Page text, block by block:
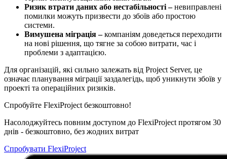
Ризик втрати даних або нестабільності –невиправлені
помилки можуть призвести до збоїв або простою
системи.
Вимушена міграція –компаніям доведеться переходити
на нові рішення, що тягне за собою витрати, час і
проблеми з адаптацією.
Для організацій, які сильно залежать від Project Server, це
означає планування міграції заздалегідь, щоб уникнути збоїв у
проекті та операційних ризиків.
Спробуйте FlexiProject безкоштовно!
Насолоджуйтесь повним доступом до FlexiProject протягом 30
днів - безкоштовно, без жодних витрат
Спробувати FlexiProject